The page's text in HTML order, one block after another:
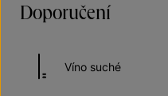
Doporučení
Víno suché